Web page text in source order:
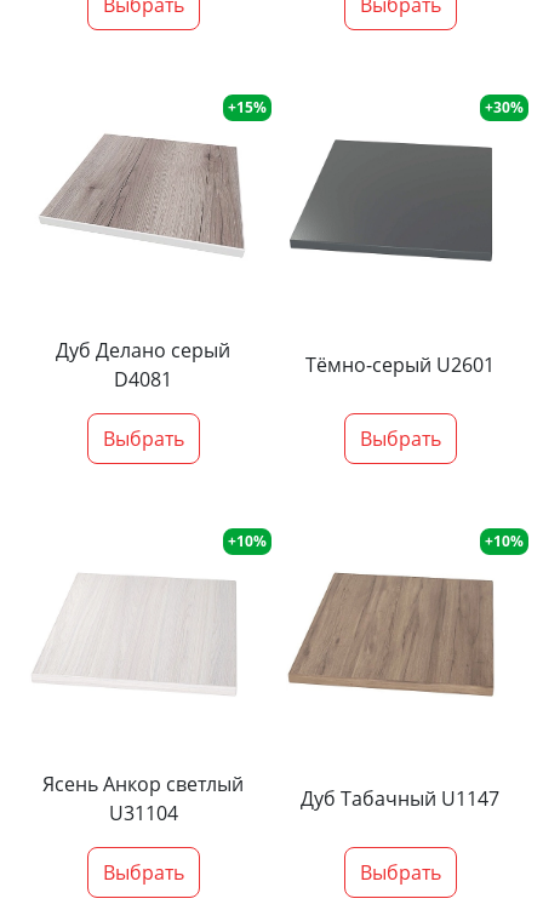
+15%
Дуб Делано серый
D4081
Выбрать
+30%
Тёмно-серый U2601
Выбрать
+10%
Ясень Анкор светлый
U31104
Выбрать
+10%
Дуб Табачный U1147
Выбрать